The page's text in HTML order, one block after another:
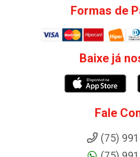
Formas de
Baixe já
Fale
(75)